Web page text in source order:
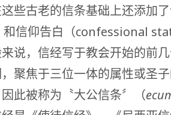
些古老的信条基础上还添加
和信仰告白（confessional
说，信经写于教会开始的前
聚焦于三位一体的属性或圣
此被称为〝大公信条〞（